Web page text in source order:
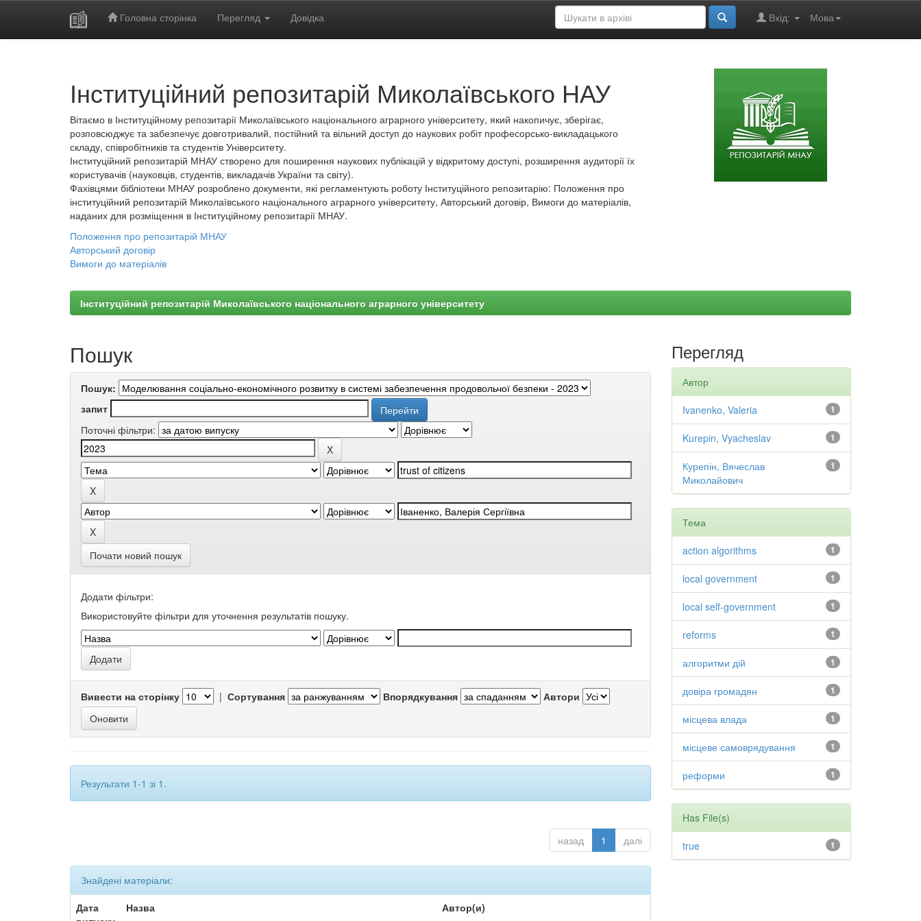
Головна сторінка Перегляд Довідка Мова
Вхід:
Інституційний репозитарій Миколаївського НАУ
Вітаємо в Інституційному репозитарії Миколаївського національного аграрного університету, який накопичує, зберігає,
розповсюджує та забезпечує довготривалий, постійний та вільний доступ до наукових робіт професорсько-викладацького
складу, співробітників та студентів Університету.
Інституційний репозитарій МНАУ створено для поширення наукових публікацій у відкритому доступі, розширення аудиторії їх
користувачів (науковців, студентів, викладачів України та світу).
Фахівцями бібліотеки МНАУ розроблено документи, які регламентують роботу Інституційного репозитарію: Положення про
інституційний репозитарій Миколаївського національного аграрного університету, Авторський договір, Вимоги до матеріалів,
наданих для розміщення в Інституційному репозитарії МНАУ.
Положення про репозитарій МНАУ
Авторський договір
Вимоги до матеріалів
Інституційний репозитарій Миколаївського національного аграрного університету
Пошук
Пошук:
запит
Поточні фільтри:
Почати новий пошук
Додати фільтри:
Використовуйте фільтри для уточнення результатів пошуку.
Вивести на сторінку | Сортування Впорядкування Автори
Результати 1-1 зі 1.
назад 1 далі
Знайдені матеріали:
Дата
Назва Автор(и)
Перегляд
Автор
1
Ivanenko, Valeria
1
Kurepin, Vyacheslav
1
Курепін, Вячеслав
Миколайович
Тема
1
action algorithms
1
local government
1
local self-government
1
reforms
1
алгоритми дій
1
довіра громадян
1
місцева влада
1
місцеве самоврядування
1
реформи
Has File(s)
1
true